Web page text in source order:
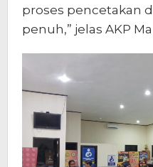
proses pencetakan
penuh,” jelas AKP